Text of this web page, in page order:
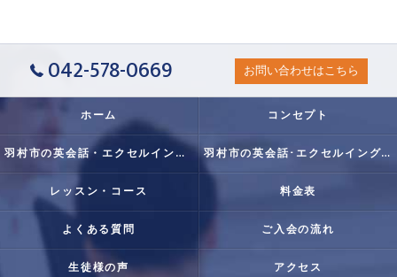
042-578-0669 お問い合わせはこちら
ホーム コンセプト
羽村市の英会話・エクセルイングリッシュクラブの口コミ情報 羽村市の英会話･エクセルイングリッシュクラブの評判
レッスン・コース 料金表
よくある質問 ご入会の流れ
生徒様の声 アクセス